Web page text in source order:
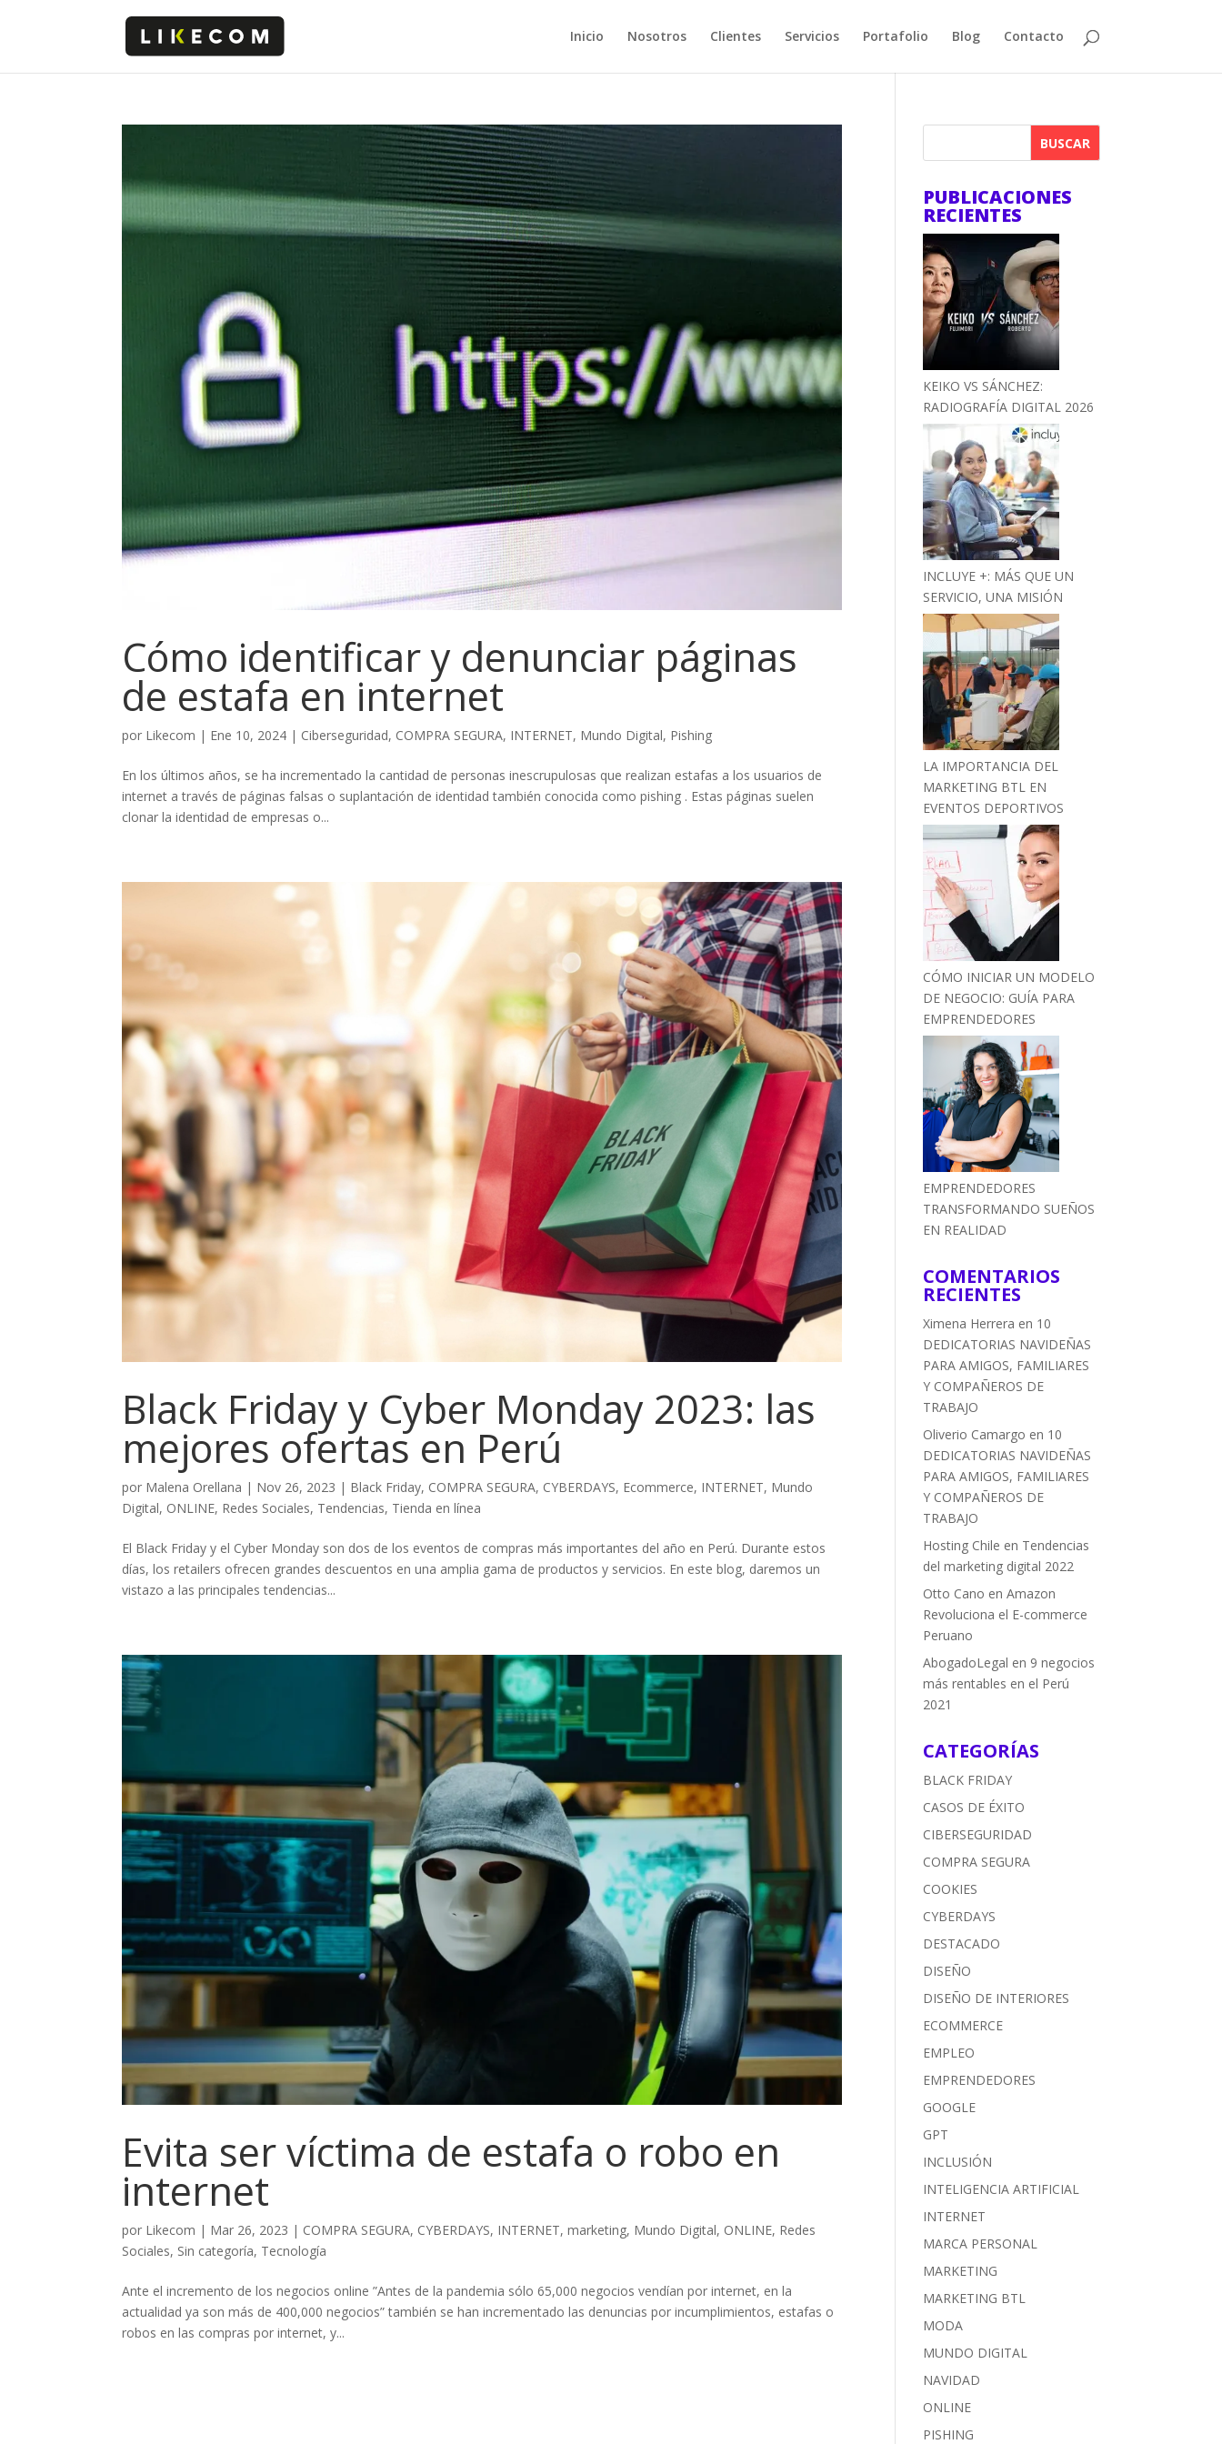
Inicio Nosotros Clientes Servicios Portafolio Blog Contacto
Cómo identificar y denunciar páginas
de estafa en internet
por Likecom | Ene 10, 2024 | Ciberseguridad, COMPRA SEGURA, INTERNET, Mundo Digital, Pishing
En los últimos años, se ha incrementado la cantidad de personas inescrupulosas que realizan estafas a los usuarios de
internet a través de páginas falsas o suplantación de identidad también conocida como pishing . Estas páginas suelen
clonar la identidad de empresas o...
Black Friday y Cyber Monday 2023: las
mejores ofertas en Perú
por Malena Orellana | Nov 26, 2023 | Black Friday, COMPRA SEGURA, CYBERDAYS, Ecommerce, INTERNET, Mundo
Digital, ONLINE, Redes Sociales, Tendencias, Tienda en línea
El Black Friday y el Cyber Monday son dos de los eventos de compras más importantes del año en Perú. Durante estos
días, los retailers ofrecen grandes descuentos en una amplia gama de productos y servicios. En este blog, daremos un
vistazo a las principales tendencias...
Evita ser víctima de estafa o robo en
internet
por Likecom | Mar 26, 2023 | COMPRA SEGURA, CYBERDAYS, INTERNET,marketing, Mundo Digital, ONLINE, Redes
Sociales, Sin categoría, Tecnología
Ante el incremento de los negocios online ”Antes de la pandemia sólo 65,000 negocios vendían por internet, en la
actualidad ya son más de 400,000 negocios” también se han incrementado las denuncias por incumplimientos, estafas o
robos en las compras por internet, y...
BUSCAR
PUBLICACIONES
RECIENTES
KEIKO VS SÁNCHEZ:
RADIOGRAFÍA DIGITAL 2026
INCLUYE +: MÁS QUE UN
SERVICIO, UNA MISIÓN
LA IMPORTANCIA DEL
MARKETING BTL EN
EVENTOS DEPORTIVOS
CÓMO INICIAR UN MODELO
DE NEGOCIO: GUÍA PARA
EMPRENDEDORES
EMPRENDEDORES
TRANSFORMANDO SUEÑOS
EN REALIDAD
COMENTARIOS
RECIENTES
Ximena Herrera en 10
DEDICATORIAS NAVIDEÑAS
PARA AMIGOS, FAMILIARES
Y COMPAÑEROS DE
TRABAJO
Oliverio Camargo en 10
DEDICATORIAS NAVIDEÑAS
PARA AMIGOS, FAMILIARES
Y COMPAÑEROS DE
TRABAJO
Hosting Chile en Tendencias
del marketing digital 2022
Otto Cano enAmazon
Revoluciona el E-commerce
Peruano
AbogadoLegal en 9 negocios
más rentables en el Perú
2021
CATEGORÍAS
BLACK FRIDAY
CASOS DE ÉXITO
CIBERSEGURIDAD
COMPRA SEGURA
COOKIES
CYBERDAYS
DESTACADO
DISEÑO
DISEÑO DE INTERIORES
ECOMMERCE
EMPLEO
EMPRENDEDORES
GOOGLE
GPT
INCLUSIÓN
INTELIGENCIA ARTIFICIAL
INTERNET
MARCA PERSONAL
MARKETING
MARKETING BTL
MODA
MUNDO DIGITAL
NAVIDAD
ONLINE
PISHING